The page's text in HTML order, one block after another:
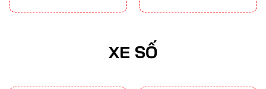
44.000.000 ₫ 47.300.000
XE SỐ